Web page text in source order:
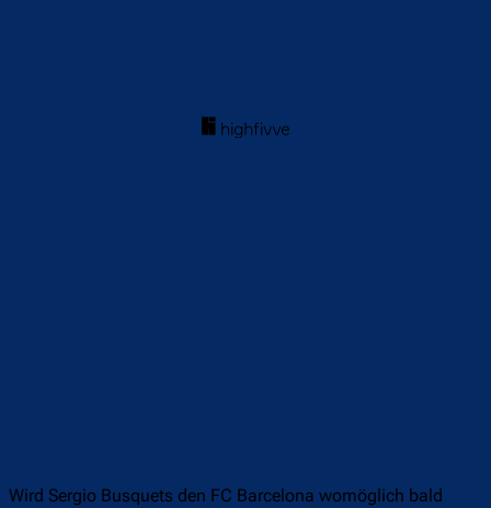
Wird Sergio Busquets den FC Barcelona womöglich bald